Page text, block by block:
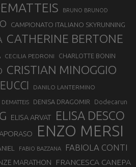
BRUNO BRUNOD
CAMPIONATO ITALIANO SKYRUNNING
CATHERINE BERTONE
CECILIA PEDRONI CHARLOTTE BONIN
CRISTIAN MINOGGIO
DANILO LANTERMINO
DEMATTEIS DENISA DRAGOMIR Dodecarun
ELISA ARVAT ELISA DESCO
ENZO MERSI
FABIO BAZZANA FABIOLA CONTI
MARATHON FRANCESCA CANEPA